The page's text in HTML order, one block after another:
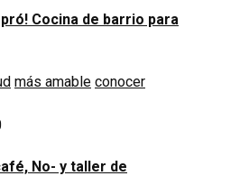
Cocina de barrio para
más amable conocer
No- y taller de